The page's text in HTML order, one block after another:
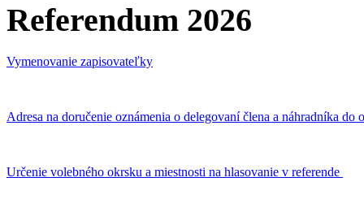
Referendum 2026
Vymenovanie zapisovateľky
Adresa na doručenie oznámenia o delegovaní člena a náhradníka
Určenie volebného okrsku a miestnosti na hlasovanie v referende